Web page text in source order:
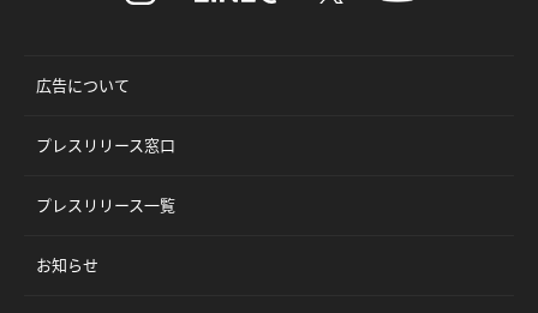
広告について
プレスリリース窓口
プレスリリース一覧
お知らせ